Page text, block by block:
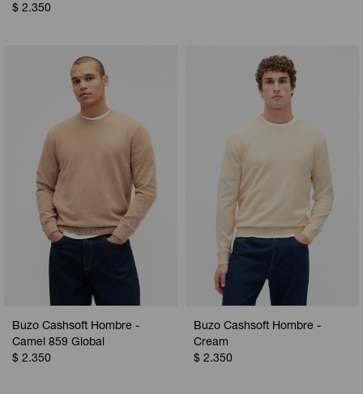
$ 2.350
Buzo Cashsoft Hombre -
Camel 859 Global
$ 2.350
Buzo Cashsoft Hombre -
Cream
$ 2.350